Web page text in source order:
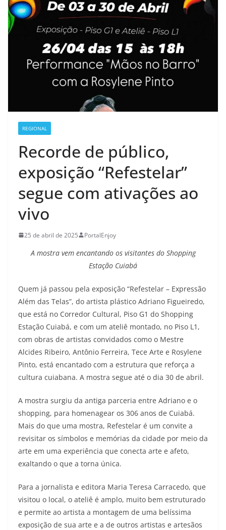
REGIONAL
Recorde de público,
exposição “Refestelar”
segue com ativações ao
vivo
25 de abril de 2025 PortalEnjoy
A mostra vem encantando os visitantes do Shopping
Estação Cuiabá
Quem já passou pela exposição “Refestelar – Expressão
Além das Telas”, do artista plástico Adriano Figueiredo,
que está no Corredor Cultural, Piso G1 do Shopping
Estação Cuiabá, e com um ateliê montado, no Piso L1,
com obras de artistas convidados como o Mestre
Alcides Ribeiro, Antônio Ferreira, Tece Arte e Rosylene
Pinto, está encantado com a estrutura que reforça a
cultura cuiabana. A mostra segue até o dia 30 de abril.
A mostra surgiu da antiga parceria entre Adriano e o
shopping, para homenagear os 306 anos de Cuiabá.
Mais do que uma mostra, Refestelar é um convite a
revisitar os símbolos e memórias da cidade por meio da
arte em uma experiência que conecta arte e afeto,
exaltando o que a torna única.
Para a jornalista e editora Maria Teresa Carracedo, que
visitou o local, o ateliê é amplo, muito bem estruturado
e permite ao artista a montagem de uma belíssima
exposição de sua arte e a de outros artistas e artesãos